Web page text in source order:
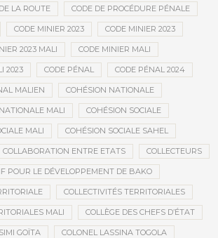
LA ROUTE CODE DE PROCÉDURE PÉNALE
CODE MINIER 2023 CODE MINIER 2023
2023 MALI CODE MINIER MALI
2023 CODE PÉNAL CODE PÉNAL 2024
MALIEN COHÉSION NATIONALE
MALI COHÉSION SOCIALE
MALI COHÉSION SOCIALE SAHEL
COLLABORATION ENTRE ETATS COLLECTEURS
POUR LE DÉVELOPPEMENT DE BAKO
COLLECTIVITÉS TERRITORIALES
MALI COLLÈGE DES CHEFS D’ÉTAT
GOÏTA COLONEL LASSINA TOGOLA